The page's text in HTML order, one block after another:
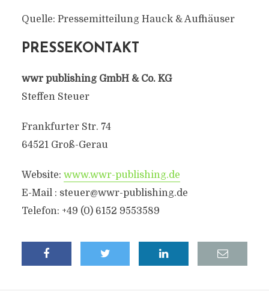
Quelle: Pressemitteilung Hauck & Aufhäuser
PRESSEKONTAKT
wwr publishing GmbH & Co. KG
Steffen Steuer
Frankfurter Str. 74
64521 Groß-Gerau
Website: www.wwr-publishing.de
E-Mail : steuer@wwr-publishing.de
Telefon: +49 (0) 6152 9553589